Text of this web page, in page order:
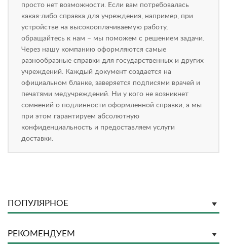
просто нет возможности. Если вам потребовалась
какая-либо справка для учреждения, например, при
устройстве на высокооплачиваемую работу,
обращайтесь к нам – мы поможем с решением задачи.
Через нашу компанию оформляются самые
разнообразные справки для государственных и других
учреждений. Каждый документ создается на
официальном бланке, заверяется подписями врачей и
печатями медучреждений. Ни у кого не возникнет
сомнений о подлинности оформленной справки, а мы
при этом гарантируем абсолютную
конфиденциальность и предоставляем услуги
доставки.
ПОПУЛЯРНОЕ
РЕКОМЕНДУЕМ